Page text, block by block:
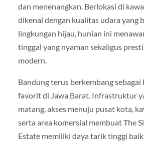
dan menenangkan. Berlokasi di
dikenal dengan kualitas udara yang
lingkungan hijau, hunian ini
tinggal yang nyaman sekaligus
modern.
Bandung terus berkembang
favorit di Jawa Barat. Infrastruktur
matang, akses menuju pusat kota,
serta area komersial membuat The
Estate memiliki daya tarik tinggi